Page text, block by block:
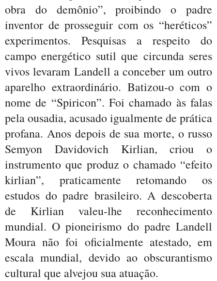
obra do demônio”, proibindo o padre
inventor de prosseguir com os “heréticos”
experimentos. Pesquisas a respeito do
campo energético sutil que circunda seres
vivos levaram Landell a conceber um outro
aparelho extraordinário. Batizou-o com o
nome de “Spiricon”. Foi chamado às falas
pela ousadia, acusado igualmente de prática
profana. Anos depois de sua morte, o russo
Semyon Davidovich Kirlian, criou o
instrumento que produz o chamado “efeito
kirlian”, praticamente retomando os
estudos do padre brasileiro. A descoberta
de Kirlian valeu-lhe reconhecimento
mundial. O pioneirismo do padre Landell
Moura não foi oficialmente atestado, em
escala mundial, devido ao obscurantismo
cultural que alvejou sua atuação.